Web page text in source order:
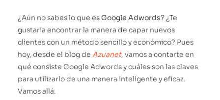
¿Aún no sabes lo que esGoogle Adwords? ¿Te
gustaría encontrar la manera de capar nuevos
clientes con un método sencillo y económico? Pues
hoy, desde el blog de Azuanet, vamos a contarte en
qué consiste Google Adwords y cuáles son las claves
para utilizarlo de una manera inteligente y eficaz.
Vamos allá.